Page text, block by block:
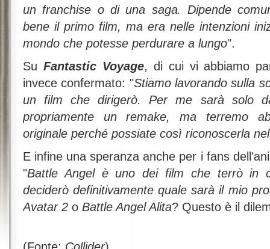
un franchise o di una saga. Dipende
bene il primo film, ma era nelle intenzioni
mondo che potesse perdurare a lungo".
Su Fantastic Voyage, di cui vi abbiamo
invece confermato: "Stiamo lavorando sulla
un film che dirigerò. Per me sarà solo
propriamente un remake, ma terremo
originale perché possiate così riconoscerla
E infine una speranza anche per i fans
"Battle Angel è uno dei film che terrò in
deciderò definitivamente quale sarà il mio
Avatar 2 o Battle Angel Alita? Questo è il